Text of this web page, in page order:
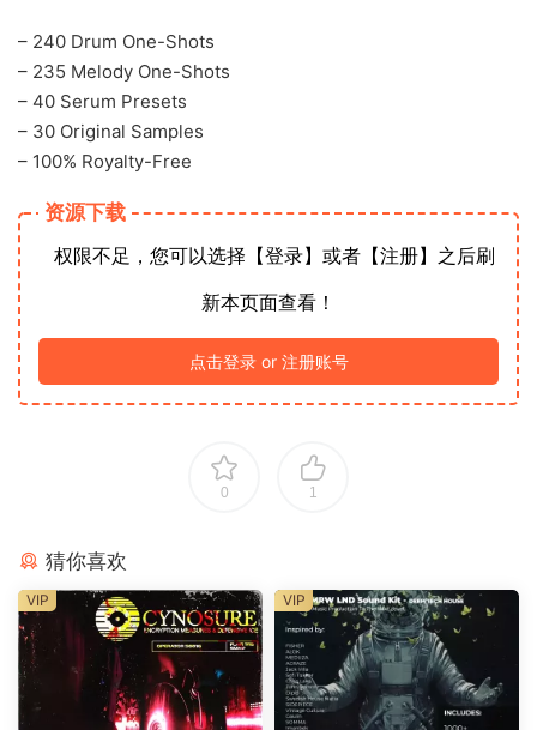
– 240 Drum One-Shots
– 235 Melody One-Shots
– 40 Serum Presets
– 30 Original Samples
– 100% Royalty-Free
资源下载
权限不足，您可以选择【登录】或者【注册】之后刷
新本页面查看！
点击登录 or 注册账号
0 1
猜你喜欢
VIP VIP